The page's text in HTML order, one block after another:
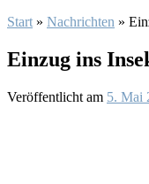
Start » Nachrichten »
Einzug ins
Veröffentlicht am 5. Mai